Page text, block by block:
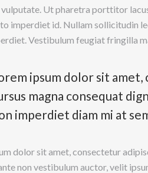
vulputate. Ut pharetra porttitor
imperdiet id. Nullam sollicitudin
Vestibulum feugiat fringilla
ipsum dolor sit
magna consequat
imperdiet diam mi at
dolor sit amet, consectetur
non vestibulum auctor, velit